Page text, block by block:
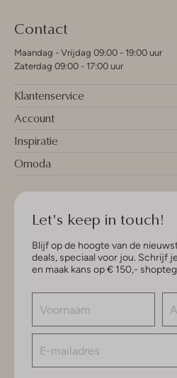
Contact
Maandag - Vrijdag 09:00 - 19:00 uur
Zaterdag 09:00 - 17:00 uur
Klantenservice
Account
Inspiratie
Omoda
Let's keep in touch!
Blijf op de hoogte van de
deals, speciaal voor jou. Schrijf
en maak kans op € 150,-